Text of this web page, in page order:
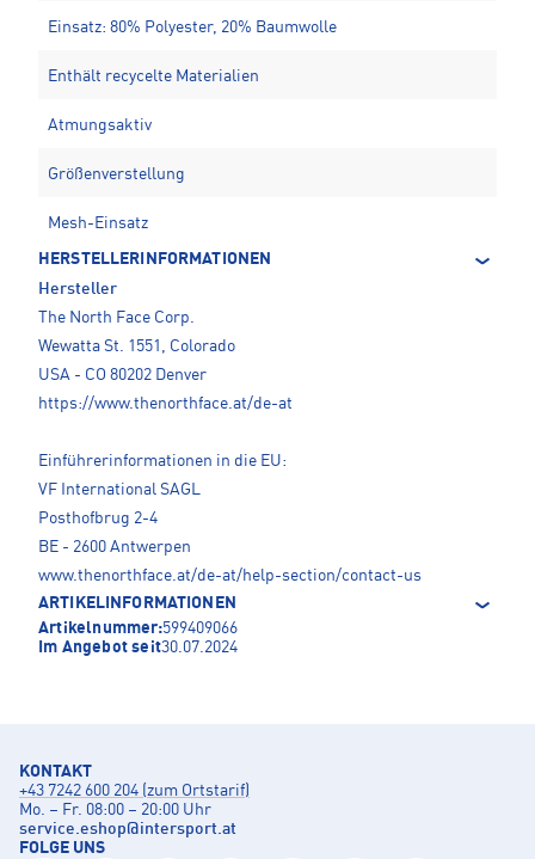
Einsatz: 80% Polyester, 20% Baumwolle
Enthält recycelte Materialien
Atmungsaktiv
Größenverstellung
Mesh-Einsatz
HERSTELLERINFORMATIONEN
Hersteller
The North Face Corp.
Wewatta St. 1551, Colorado
USA - CO 80202 Denver
https://www.thenorthface.at/de-at
Einführerinformationen in die EU:
VF International SAGL
Posthofbrug 2-4
BE - 2600 Antwerpen
www.thenorthface.at/de-at/help-section/contact-us
ARTIKELINFORMATIONEN
Artikelnummer:599409066
Im Angebot seit30.07.2024
KONTAKT
+43 7242 600 204 (zum Ortstarif)
Mo. – Fr. 08:00 – 20:00 Uhr
service.eshop@intersport.at
FOLGE UNS